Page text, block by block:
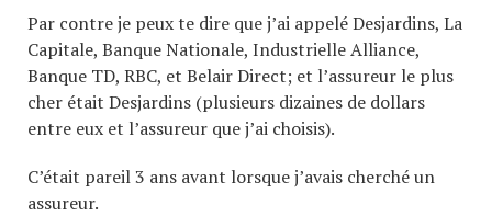
Par contre je peux te dire que j’ai appelé Desjardins, La
Capitale, Banque Nationale, Industrielle Alliance,
Banque TD, RBC, et Belair Direct; et l’assureur le plus
cher était Desjardins (plusieurs dizaines de dollars
entre eux et l’assureur que j’ai choisis).
C’était pareil 3 ans avant lorsque j’avais cherché un
assureur.